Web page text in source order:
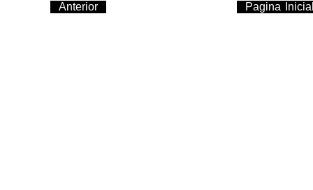
Anterior Pagina Inicial